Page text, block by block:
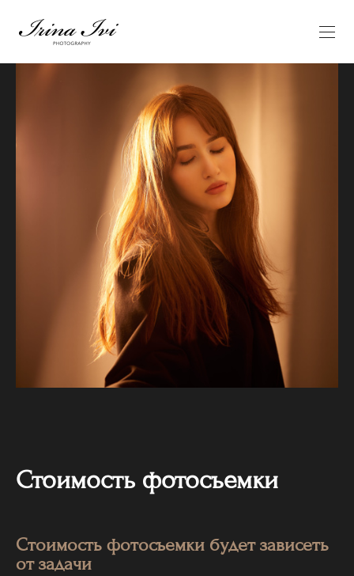
Стоимость фотосъемки
Стоимость фотосъемки будет зависеть
от задачи